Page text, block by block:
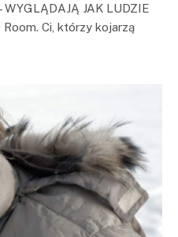
WYGLĄDAJĄ JAK LUDZIE
Ci, którzy kojarzą